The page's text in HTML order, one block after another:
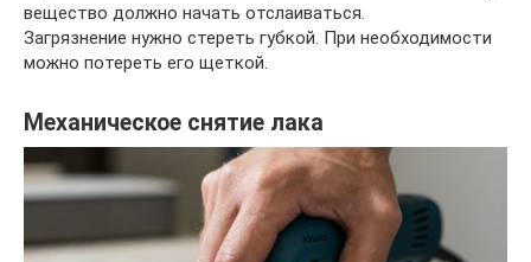
вещество должно начать отслаиваться.
Загрязнение нужно стереть губкой. При необходимости
можно потереть его щеткой.
Механическое снятие лака